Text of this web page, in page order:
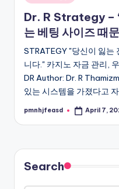
in
Dr. R Strategy –
는 베팅 사이즈 때
STRATEGY "당신이 잃는
니다." 카지노 자금 관리,
DR Author: Dr. R
있는 시스템을 가졌다고
Posted
pmnhjfeasd April 7,
Search